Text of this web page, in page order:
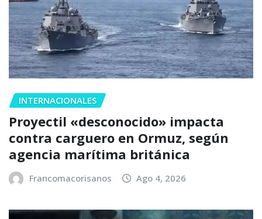
INTERNACIONALES
Proyectil «desconocido» impacta
contra carguero en Ormuz, según
agencia marítima británica
Francomacorisanos Ago 4, 2026